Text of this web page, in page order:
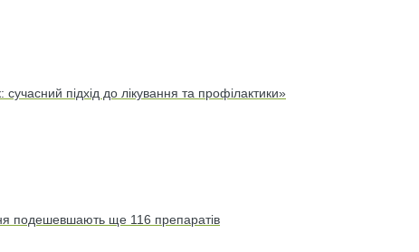
підхід до лікування та профілактики»
подешевшають ще 116 препаратів